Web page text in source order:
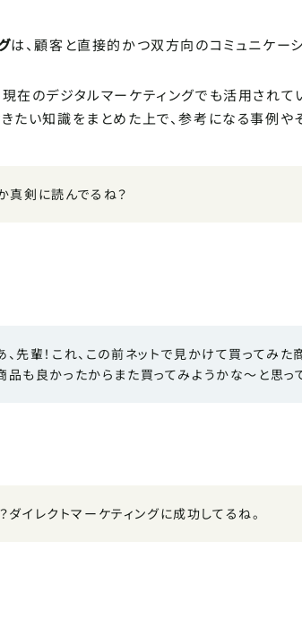
は、顧客と直接的かつ双方向のコミュニケー
在のデジタルマーケティングでも活用されて
たい知識をまとめた上で、参考になる事例や
真剣に読んでるね？
、先輩！これ、この前ネットで見かけて買ってみ
品も良かったからまた買ってみようかな～と思って
ダイレクトマーケティングに成功してるね。